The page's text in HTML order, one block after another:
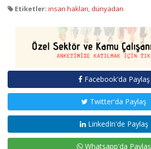
Etiketler: insan hakları,dünyadan
Facebook'da Paylaş
Twitter'da Paylaş
LinkedIn'de Paylaş
Whatsapp'da Paylaş